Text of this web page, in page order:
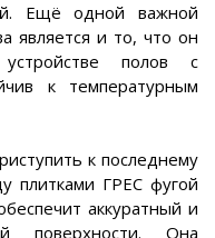
Ещё одной важной
является и то, что он
полов с
к температурным
к последнему
плитками ГРЕС фугой
аккуратный и
поверхности. Она